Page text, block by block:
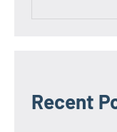
Recent